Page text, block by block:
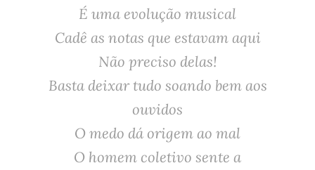
É uma evolução musical
Cadê as notas que estavam aqui
Não preciso delas!
Basta deixar tudo soando bem aos
ouvidos
O medo dá origem ao mal
O homem coletivo sente a